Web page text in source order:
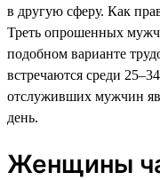
в другую сферу. Как
Треть опрошенных
подобном варианте
встречаются среди
отслуживших мужчин
день.
Женщины